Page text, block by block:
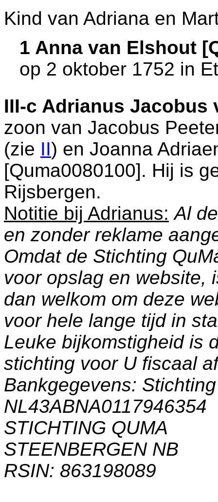
Kind van Adriana en
1 Anna van Elshout
op 2 oktober 1752 in
III-c Adrianus Jacobus
zoon van Jacobus
(zie II) en Joanna
[Quma0080100]. Hij is
Rijsbergen.
Notitie bij Adrianus: Al
en zonder reklame
Omdat de Stichting
voor opslag en website,
dan welkom om deze
voor hele lange tijd in
Leuke bijkomstigheid is
stichting voor U fiscaal
Bankgegevens:
NL43ABNA0117946354
STICHTING QUMA
STEENBERGEN NB
RSIN: 863198089